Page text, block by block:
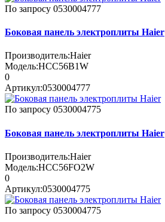
По запросу 0530004777
Боковая панель электроплиты Haier
Производитель:Haier
Модель:HCC56B1W
0
Артикул:0530004777
По запросу 0530004775
Боковая панель электроплиты Haier
Производитель:Haier
Модель:HCC56FO2W
0
Артикул:0530004775
По запросу 0530004775